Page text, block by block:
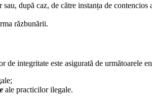
după caz, de către instanța de
răzbunării.
de integritate este asigurată de următoarele
ale practicilor ilegale.